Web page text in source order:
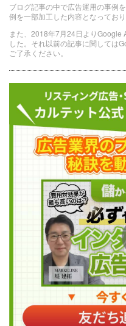
ブログ記事の中で広告運用の事例
例を一部加工した内容となってお
また、2018年7月24日よりGoogle
した。それ以前の記事に関しては
ご了承ください。